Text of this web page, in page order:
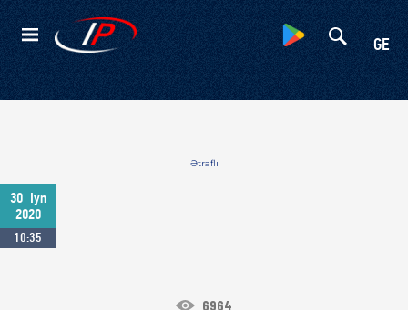
GE
Kateqoriyalar
Ətraflı
30
Iyn
2020
10:35
6964